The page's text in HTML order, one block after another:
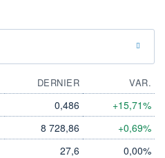
DERNIER
VAR.
0,486 +15,71%
8 728,86 +0,69%
27,6 0,00%